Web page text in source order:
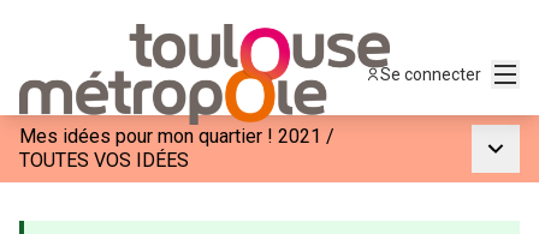
Se connecter
Mes idées pour mon quartier ! 2021 /
TOUTES VOS IDÉES